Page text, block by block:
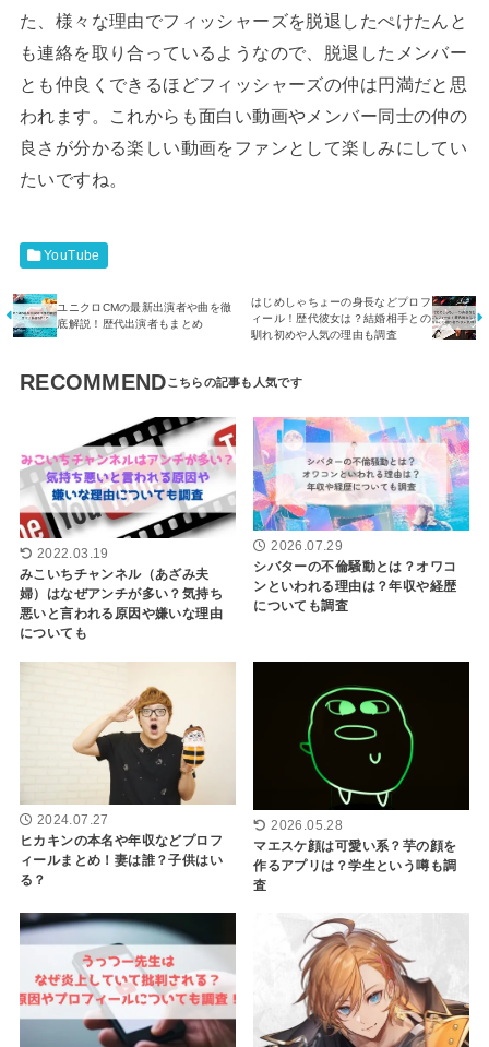
た、様々な理由でフィッシャーズを脱退したぺけたんと
も連絡を取り合っているようなので、脱退したメンバー
とも仲良くできるほどフィッシャーズの仲は円満だと思
われます。これからも面白い動画やメンバー同士の仲の
良さが分かる楽しい動画をファンとして楽しみにしてい
たいですね。
YouTube
ユニクロCMの最新出演者や曲を徹
底解説！歴代出演者もまとめ
はじめしゃちょーの身長などプロフ
ィール！歴代彼女は？結婚相手との
馴れ初めや人気の理由も調査
RECOMMEND
2022.03.19
みこいちチャンネル（あざみ夫
婦）はなぜアンチが多い？気持ち
悪いと言われる原因や嫌いな理由
についても
2026.07.29
シバターの不倫騒動とは？オワコ
ンといわれる理由は？年収や経歴
についても調査
2024.07.27
ヒカキンの本名や年収などプロフ
ィールまとめ！妻は誰？子供はい
る？
2026.05.28
マエスケ顔は可愛い系？芋の顔を
作るアプリは？学生という噂も調
査